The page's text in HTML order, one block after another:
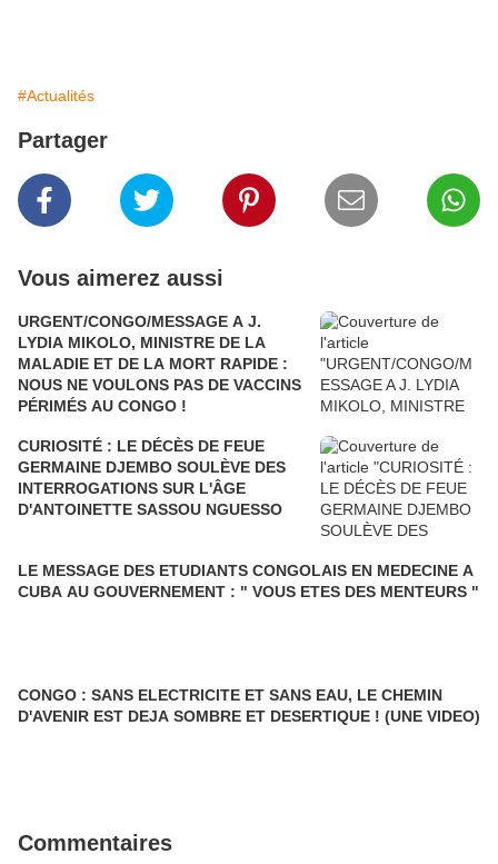
#Actualités
Partager
Vous aimerez aussi
URGENT/CONGO/MESSAGE A J.
LYDIA MIKOLO, MINISTRE DE LA
MALADIE ET DE LA MORT RAPIDE :
NOUS NE VOULONS PAS DE VACCINS
PÉRIMÉS AU CONGO !
CURIOSITÉ : LE DÉCÈS DE FEUE
GERMAINE DJEMBO SOULÈVE DES
INTERROGATIONS SUR L'ÂGE
D'ANTOINETTE SASSOU NGUESSO
LE MESSAGE DES ETUDIANTS CONGOLAIS EN MEDECINE A
CUBA AU GOUVERNEMENT : " VOUS ETES DES MENTEURS "
CONGO : SANS ELECTRICITE ET SANS EAU, LE CHEMIN
D'AVENIR EST DEJA SOMBRE ET DESERTIQUE ! (UNE VIDEO)
Commentaires